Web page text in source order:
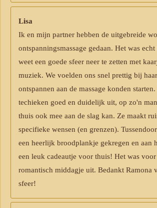
Lisa
Ik en mijn partner hebben de uitgebreide
ontspanningsmassage gedaan. Het was
weet een goede sfeer neer te zetten met
muziek. We voelden ons snel prettig bij
ontspannen aan de massage konden
techieken goed en duidelijk uit, op zo'n
thuis ook mee aan de slag kan. Ze maakt
specifieke wensen (en grenzen).
een heerlijk broodplankje gekregen en aan
een leuk cadeautje voor thuis! Het was voor
romantisch middagje uit. Bedankt Ramona
sfeer!